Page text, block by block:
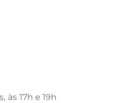
às 17h e 19h